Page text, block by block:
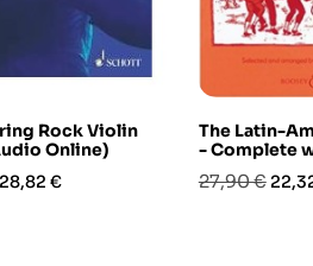
Rock Violin
Online)
Prezzo
28,82 €
The Latin-
- Complete
Prezzo
27,90 €